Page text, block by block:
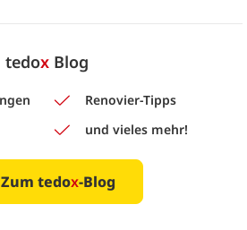
tedoxBlog
Renovier-Tipps
und vieles mehr!
Zum tedox-Blog